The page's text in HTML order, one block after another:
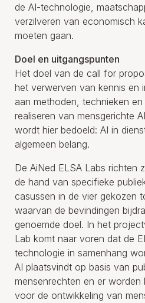
de AI-technologie,
verzilveren van economisch
moeten gaan.
Doel en uitgangspunten
Het doel van de call for
het verwerven van kennis en
aan methoden, technieken
realiseren van mensgerichte
wordt hier bedoeld: AI in
algemeen belang.
De AiNed ELSA Labs richten
de hand van specifieke
casussen in de vier gekozen
waarvan de bevindingen
genoemde doel. In het
Lab komt naar voren dat de
technologie in samenhang
AI plaatsvindt op basis van
mensenrechten en er worden
voor de ontwikkeling van